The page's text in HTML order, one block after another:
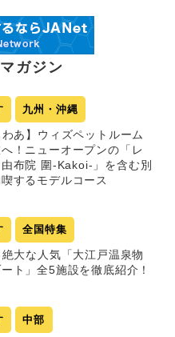
ガジン
九州・沖縄
あ】ウィズペットルーム
！ニューオープンの「レ
布院 圍-Kakoi-」を含む別
するモデルコース
全国特集
大な人気「大江戸温泉物
ト」全5施設を徹底紹介！
中部